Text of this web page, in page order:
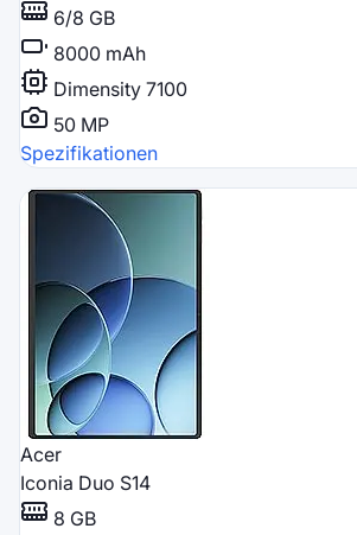
6/8 GB
8000 mAh
Dimensity 7100
50 MP
Spezifikationen
Acer
Iconia Duo S14
8 GB